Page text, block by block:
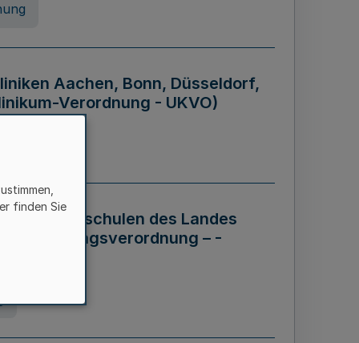
Aachen, Bonn, Düsseldorf,
Verordnung - UKVO)
der Hochschulen des Landes
– -
finden Sie